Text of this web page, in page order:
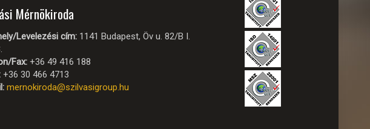
Mérnökiroda
Levelezési cím: 1141 Budapest, Öv u. 82/B I.
Fax: +36 49 416 188
+36 30 466 4713
mernokiroda@szilvasigroup.hu